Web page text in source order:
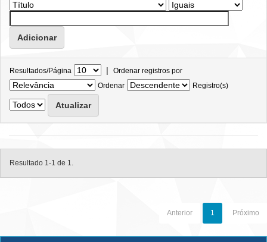
Resultados/Página | Ordenar registros por
Ordenar
Registro(s)
Resultado 1-1 de 1.
Anterior 1 Próximo